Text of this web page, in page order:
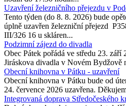
Uzavření železničního přejezdu v
Tento týden (do 8. 8. 2026) bude
úplně uzavřen železniční přejezd
III/326 16 u skláren...
Podzimní zájezd do divadla
Obec Pátek pořádá ve středu 23. září
Jiráskova divadla v Novém Bydžově
Obecní knihovna v Pátku - uzavření
Obecní knihovna v Pátku bude od
24. července 2026 uzavřena.
Integrovaná doprava Středočeského